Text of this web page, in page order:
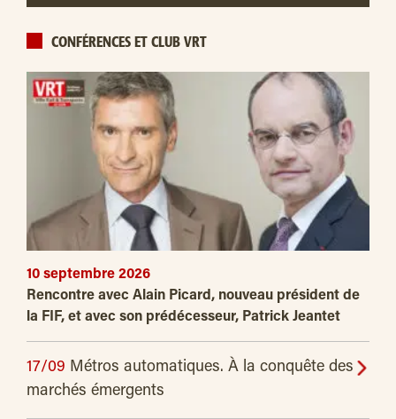
CONFÉRENCES ET CLUB VRT
10 septembre 2026
Rencontre avec Alain Picard, nouveau président de
la FIF, et avec son prédécesseur, Patrick Jeantet
17/09 Métros automatiques. À la conquête des
marchés émergents